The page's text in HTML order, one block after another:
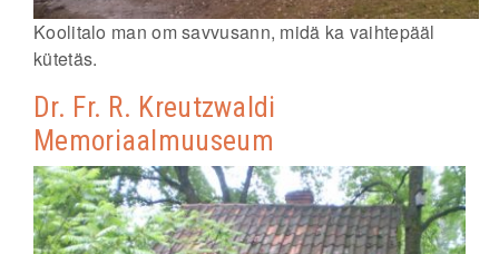
Koolitalo man om savvusann, midä ka vaihtepääl
kütetäs.
Dr. Fr. R. Kreutzwaldi
Memoriaalmuuseum